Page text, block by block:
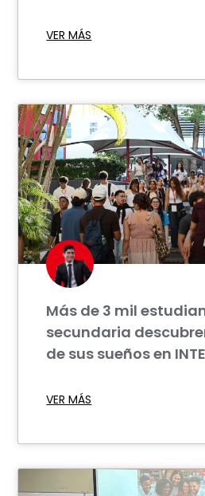
VER MÁS
Más de 3 mil
secundaria
de sus sueños en
VER MÁS